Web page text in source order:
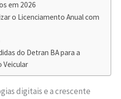
em 2026
o Licenciamento Anual com
do Detran BA para a
Veicular
digitais e a crescente